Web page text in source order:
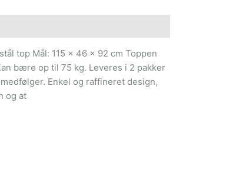
top Mål: 115 x 46 x 92 cm Toppen
bære op til 75 kg. Leveres i 2 pakker
Enkel og raffineret design,
og at